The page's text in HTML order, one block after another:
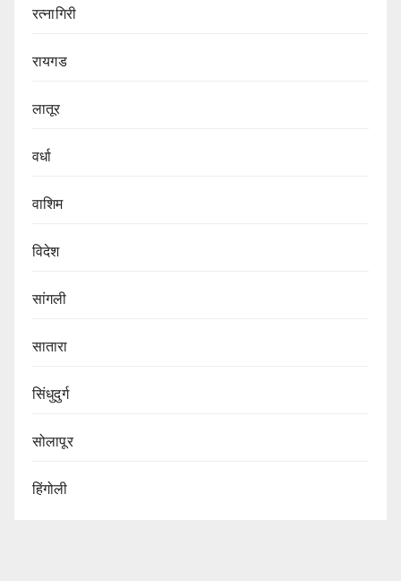
रत्नागिरी
रायगड
लातूर
वर्धा
वाशिम
विदेश
सांगली
सातारा
सिंधुदुर्ग
सोलापूर
हिंगोली